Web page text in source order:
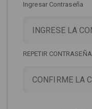
Ingresar Contraseña
REPETIR CONTRASEÑA